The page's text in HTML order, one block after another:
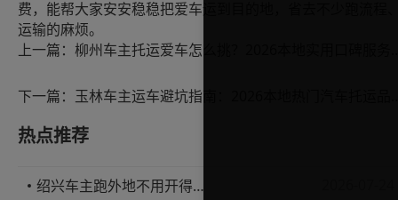
费，能帮大家安安稳稳把爱车运到目的地，省去不少跑流程
运输的麻烦。
上一篇：
下一篇：
热点推荐
绍兴车主跑外地不用开得累？这份汽车托运实用指南收好不亏